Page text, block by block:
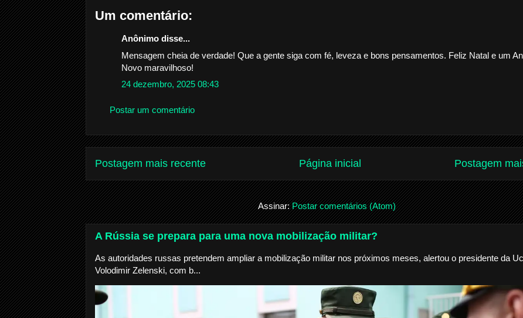
Um comentário:
Anônimo disse...
Mensagem cheia de verdade! Que a gente siga com fé, leveza e bons pensamentos. Feliz Natal e um
Novo maravilhoso!
24 dezembro, 2025 08:43
Postar um comentário
Postagem mais recente Postagem
Página inicial
Assinar:Postar comentários (Atom)
A Rússia se prepara para uma nova mobilização militar?
As autoridades russas pretendem ampliar a mobilização militar nos próximos meses, alertou o presidente da
Volodimir Zelenski, com b...